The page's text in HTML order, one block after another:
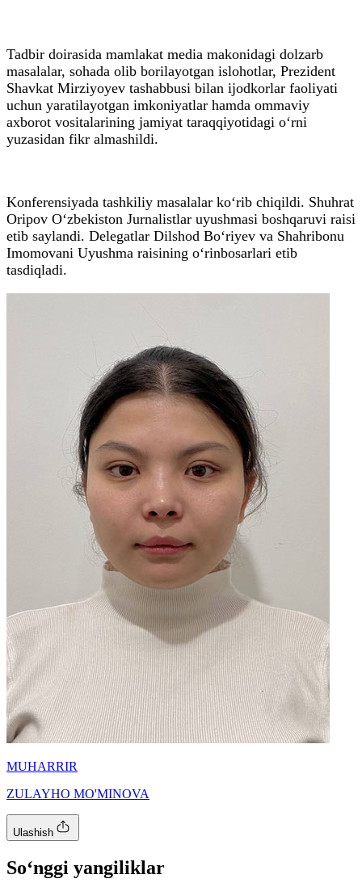
Tadbir doirasida mamlakat media makonidagi dolzarb
masalalar, sohada olib borilayotgan islohotlar, Prezident
Shavkat Mirziyoyev tashabbusi bilan ijodkorlar faoliyati
uchun yaratilayotgan imkoniyatlar hamda ommaviy
axborot vositalarining jamiyat taraqqiyotidagi o‘rni
yuzasidan fikr almashildi.
Konferensiyada tashkiliy masalalar ko‘rib chiqildi. Shuhrat
Oripov O‘zbekiston Jurnalistlar uyushmasi boshqaruvi raisi
etib saylandi. Delegatlar Dilshod Bo‘riyev va Shahribonu
Imomovani Uyushma raisining o‘rinbosarlari etib
tasdiqladi.
MUHARRIR
ZULAYHO MO'MINOVA
Ulashish
So‘nggi yangiliklar